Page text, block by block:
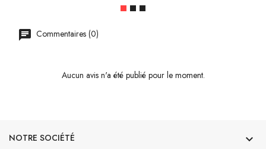
Commentaires (0)
Aucun avis n'a été publié pour le moment.
NOTRE SOCIÉTÉ 